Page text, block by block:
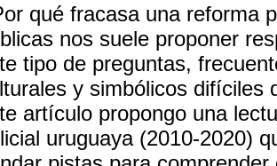
qué fracasa una reforma
nos suele proponer
tipo de preguntas,
y simbólicos difíciles
artículo propongo una
uruguaya (2010-2020)